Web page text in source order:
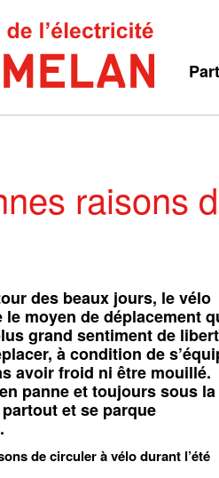
raisons
des beaux jours, le vélo
le moyen de déplacement
grand sentiment de
à condition de
avoir froid ni être mouillé.
panne et toujours sous la
et se parque
de circuler à vélo durant l’été